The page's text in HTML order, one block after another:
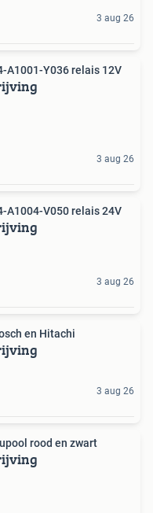
3 aug 26
A1001-Y036 relais 12V
3 aug 26
A1004-V050 relais 24V
3 aug 26
en Hitachi
3 aug 26
rood en zwart